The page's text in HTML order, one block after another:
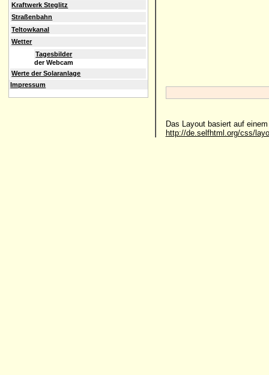
Das Layout basiert auf
http://de.selfhtml.org/css/
Kraftwerk Steglitz
Straßenbahn
Teltowkanal
Wetter
Tagesbilder
der Webcam
Werte der Solaranlage
Impressum